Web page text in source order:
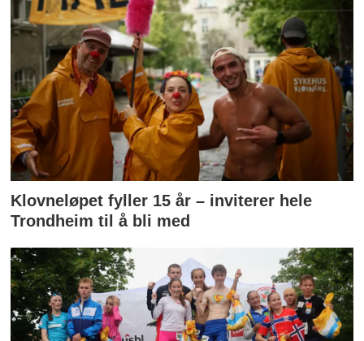
Klovneløpet fyller 15 år – inviterer hele
Trondheim til å bli med